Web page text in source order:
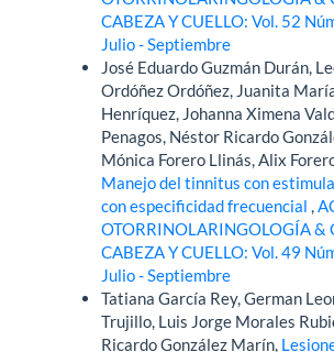
CABEZA Y CUELLO: Vol. 52
Julio - Septiembre
José Eduardo Guzmán Durán,
Ordóñez Ordóñez, Juanita
Henríquez, Johanna Ximena
Penagos, Néstor Ricardo
Mónica Forero Llinás, Alix
Manejo del tinnitus con
con especificidad frecuencial,
OTORRINOLARINGOLOGÍA &
CABEZA Y CUELLO: Vol. 49
Julio - Septiembre
Tatiana García Rey, German
Trujillo, Luis Jorge Morales
Ricardo González Marín,